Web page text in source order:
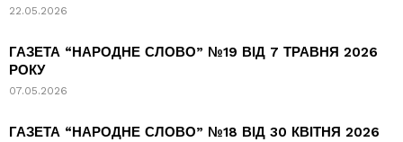
22.05.2026
ГАЗЕТА “НАРОДНЕ СЛОВО” №19 ВІД 7 ТРАВНЯ 2026
РОКУ
07.05.2026
ГАЗЕТА “НАРОДНЕ СЛОВО” №18 ВІД 30 КВІТНЯ 2026